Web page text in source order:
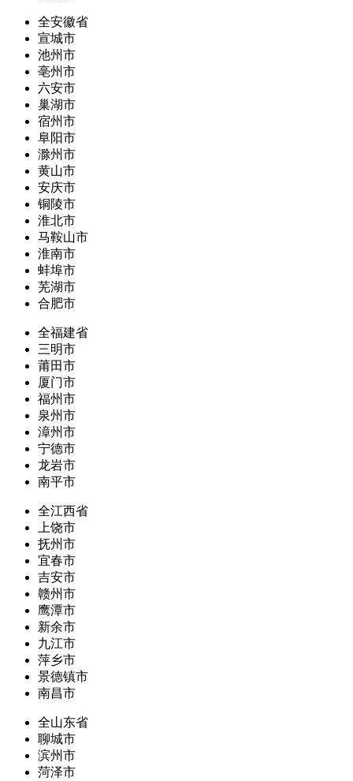
全安徽省
宣城市
池州市
亳州市
六安市
巢湖市
宿州市
阜阳市
滁州市
黄山市
安庆市
铜陵市
淮北市
马鞍山市
淮南市
蚌埠市
芜湖市
合肥市
全福建省
三明市
莆田市
厦门市
福州市
泉州市
漳州市
宁德市
龙岩市
南平市
全江西省
上饶市
抚州市
宜春市
吉安市
赣州市
鹰潭市
新余市
九江市
萍乡市
景德镇市
南昌市
全山东省
聊城市
滨州市
菏泽市